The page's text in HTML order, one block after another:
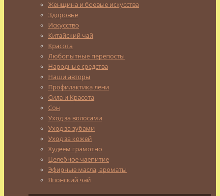
Женщина и боевые искусства
Здоровье
Искусство
Китайский чай
Красота
Любопытные перепосты
Народные средства
Наши авторы
Профилактика лени
Сила и Красота
Сон
Уход за волосами
Уход за зубами
Уход за кожей
Худеем грамотно
Целебное чаепитие
Эфирные масла, ароматы
Японский чай